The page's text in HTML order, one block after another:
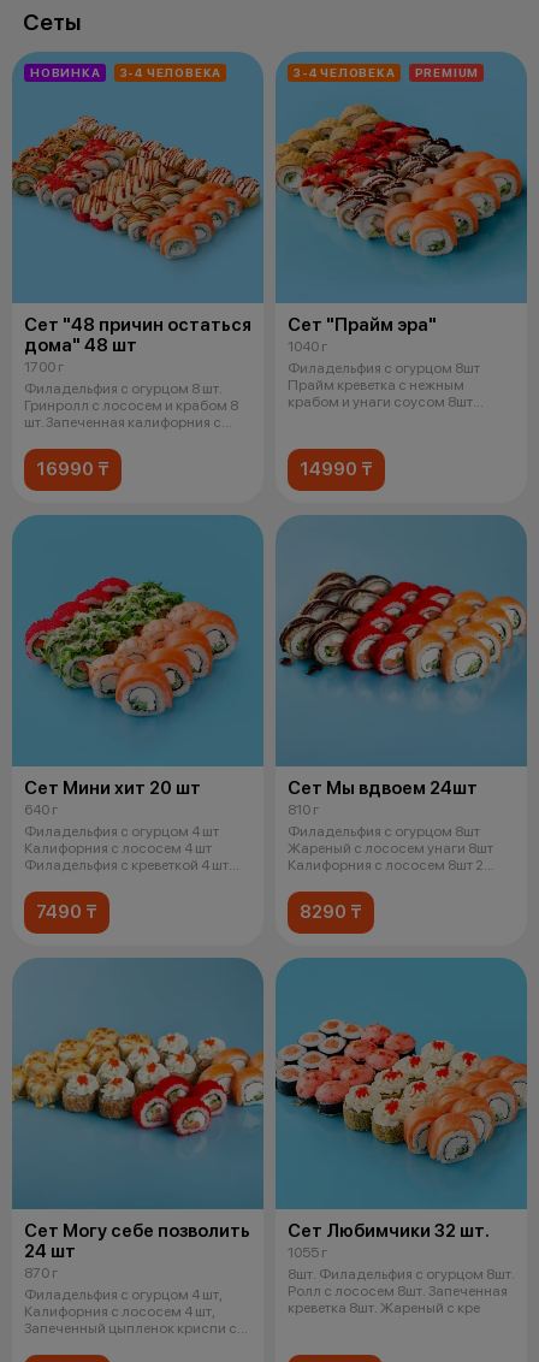
Сеты
НОВИНКА 3-4 ЧЕЛОВЕКА
Сет "48 причин остаться
дома" 48 шт
1700 г
Филадельфия с огурцом 8 шт.
Гринролл с лососем и крабом 8
шт. Запеченная калифорния с
16990 ₸
3-4 ЧЕЛОВЕКА PREMIUM
Сет "Прайм эра"
1040 г
Филадельфия с огурцом 8шт
Прайм креветка с нежным
крабом и унаги соусом 8шт
14990 ₸
Сет Мини хит 20 шт
640 г
Филадельфия с огурцом 4 шт
Калифорния с лососем 4 шт
Филадельфия с креветкой 4 шт
7490 ₸
Сет Мы вдвоем 24шт
810 г
Филадельфия с огурцом 8шт
Жареный с лососем унаги 8шт
Калифорния с лососем 8шт 2
8290 ₸
Сет Могу себе позволить
24 шт
870 г
Филадельфия с огурцом 4 шт,
Калифорния с лососем 4 шт,
Запеченный цыпленок криспи с
Сет Любимчики 32 шт.
1055 г
8шт. Филадельфия с огурцом 8шт.
Ролл с лососем 8шт. Запеченная
креветка 8шт. Жареный с кре